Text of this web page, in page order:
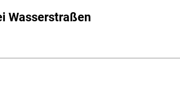
Wasserstraßen